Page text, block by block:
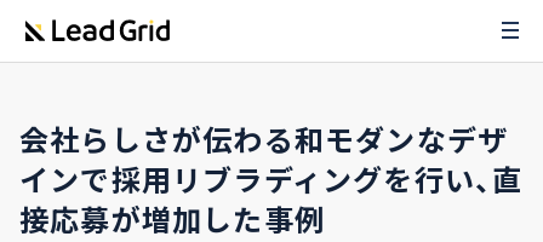
会社らしさが伝わる和モダンなデザ
インで採用リブラディングを行い、直
接応募が増加した事例